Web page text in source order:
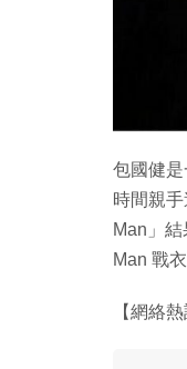
包國健
時間親
Man」
Man 戰
【網絡熱